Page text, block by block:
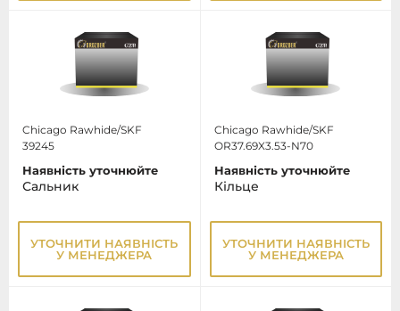
Chicago Rawhide/SKF
39245
Наявність уточнюйте
Сальник
УТОЧНИТИ НАЯВНІСТЬ
У МЕНЕДЖЕРА
Chicago Rawhide/SKF
OR37.69X3.53-N70
Наявність уточнюйте
Кільце
УТОЧНИТИ НАЯВНІСТЬ
У МЕНЕДЖЕРА